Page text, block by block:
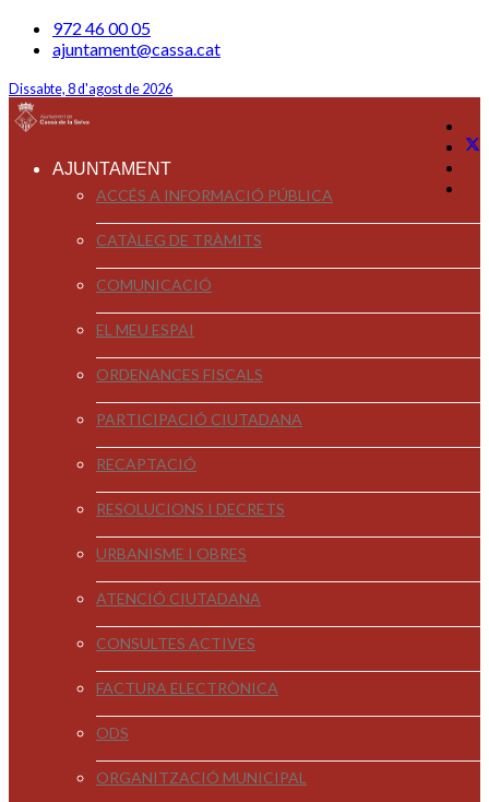
972 46 00 05
ajuntament@cassa.cat
Dissabte, 8 d'agost de 2026
AJUNTAMENT
ACCÉS A INFORMACIÓ PÚBLICA
CATÀLEG DE TRÀMITS
COMUNICACIÓ
EL MEU ESPAI
ORDENANCES FISCALS
PARTICIPACIÓ CIUTADANA
RECAPTACIÓ
RESOLUCIONS I DECRETS
URBANISME I OBRES
ATENCIÓ CIUTADANA
CONSULTES ACTIVES
FACTURA ELECTRÒNICA
ODS
ORGANITZACIÓ MUNICIPAL